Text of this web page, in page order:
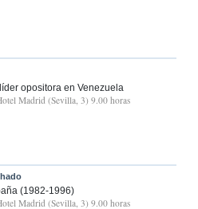
opositora en Venezuela
Madrid (Sevilla, 3) 9.00 horas
(1982-1996)
Madrid (Sevilla, 3) 9.00 horas